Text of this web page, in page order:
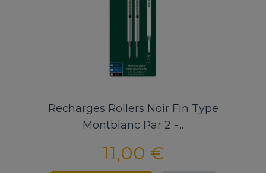
Recharges Rollers Noir Fin Type
Montblanc Par 2 -...
11,00 €